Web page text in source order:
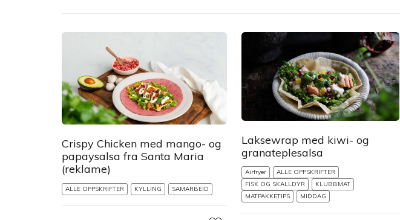
Crispy Chicken med mango- og
papaysalsa fra Santa Maria
(reklame)
ALLE OPPSKRIFTER KYLLING SAMARBEID
Laksewrap med kiwi- og
granateplesalsa
Airfryer
ALLE OPPSKRIFTER
FISK OG SKALLDYR
KLUBBMAT
MATPAKKETIPS
MIDDAG